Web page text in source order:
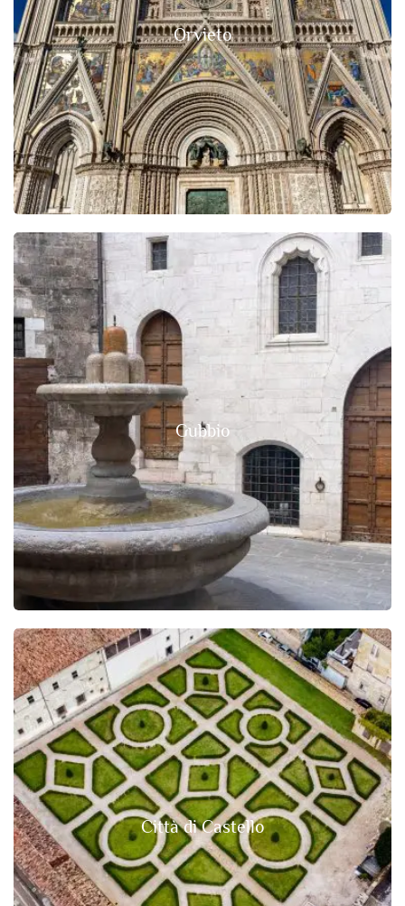
Orvieto
Gubbio
Città di Castello